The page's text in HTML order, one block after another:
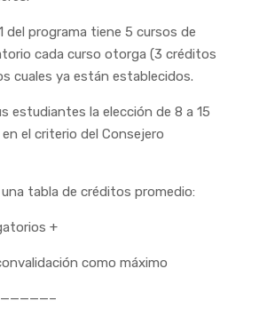
del programa tiene 5 cursos de
cada curso otorga (3 créditos
cuales ya están establecidos.
estudiantes la elección de 8 a 15
el criterio del Consejero
tabla de créditos promedio:
+
como máximo